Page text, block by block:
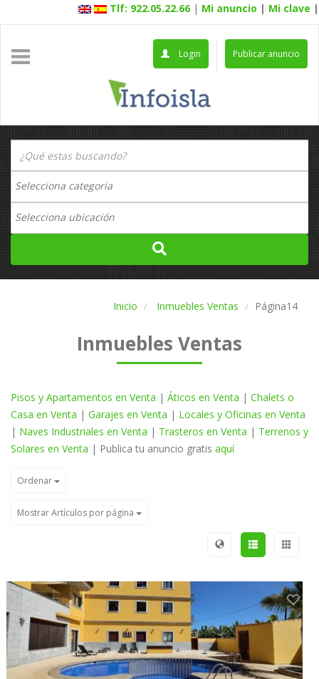
Tlf: 922.05.22.66 | Mi anuncio | Mi clave |
Publicar anuncio
Login
Inicio Inmuebles Ventas Página14
Inmuebles Ventas
Pisos y Apartamentos en Venta | Áticos en Venta | Chalets o
Casa en Venta | Garajes en Venta | Locales y Oficinas en Venta
| Naves Industriales en Venta | Trasteros en Venta | Terrenos y
Solares en Venta | Publica tu anuncio gratis aquí
Ordenar
Mostrar Artículos por página